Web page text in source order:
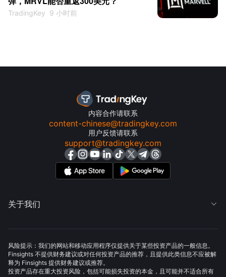
TradingKey 9 小时前
内容合作请联系
content-chinese@tradingkey.com
用户反馈请联系
support@tradingkey.com
关于我们 
风险提示：我们的网站和移动应用程序仅提供关于某些投资产品的一般信息。
Finsights 不提供财务建议或对任何投资产品的推荐，且提供此类信息不应被解
释为 Finsights 提供财务建议或推荐。
投资产品存在重大投资风险，包括可能损失投资的本金，且可能并不适合所有